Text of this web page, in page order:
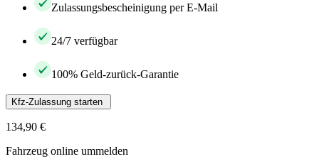
Zulassungsbescheinigung per E-Mail
24/7 verfügbar
100% Geld-zurück-Garantie
Kfz-Zulassung starten
134,90 €
Fahrzeug online ummelden